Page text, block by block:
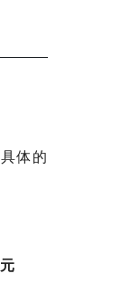
体的